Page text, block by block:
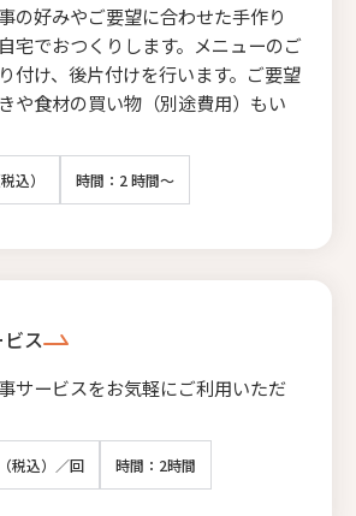
の好みやご要望に合わせた手作り
宅でおつくりします。メニューのご
付け、後片付けを行います。ご要望
や食材の買い物（別途費用）もい
込） 時間：2 時間～
ス
サービスをお気軽にご利用いただ
税込）／回 時間：2時間